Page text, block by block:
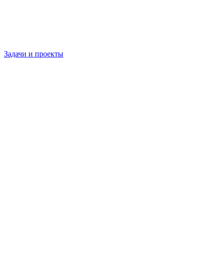
Задачи и проекты